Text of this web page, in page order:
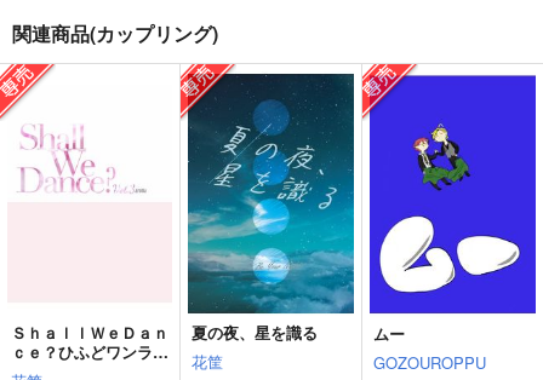
meisouka
550円（税込）
サンプル
作品詳細
どぶろく村
990円（税込）
サンプル
作品詳細
605円（税込）
サンプル
作品詳細
関連商品(カップリング)
ＳｈａｌｌＷｅＤａｎ
ｃｅ？ひふどワンライ
まとめログ０3
夏の夜、星を識る
花筐
ムー
GOZOUROPPU